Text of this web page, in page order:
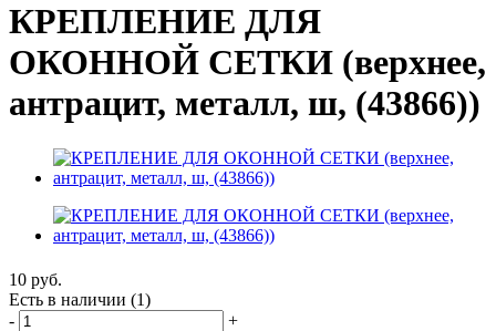
КРЕПЛЕНИЕ ДЛЯ
ОКОННОЙ СЕТКИ (верхнее,
антрацит, металл, ш, (43866))
10 руб.
Есть в наличии (1)
-
+